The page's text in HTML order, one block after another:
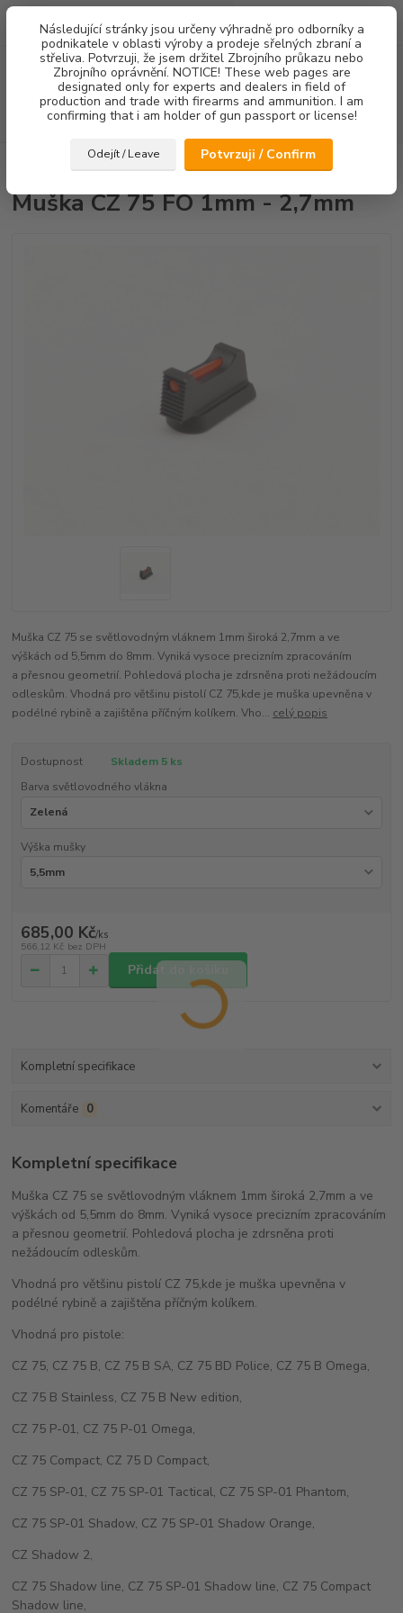
Následující stránky jsou určeny výhradně pro odborníky a
podnikatele v oblasti výroby a prodeje sřelných zbraní a
střeliva. Potvrzuji, že jsem držitel Zbrojního průkazu nebo
Zbrojního oprávnění. NOTICE! These web pages are
designated only for experts and dealers in field of
production and trade with firearms and ammunition. I am
confirming that i am holder of gun passport or license!
Odejít / Leave Potvrzuji / Confirm
Menu
Hledat
za0,00 Kč
Muška CZ 75 FO 1mm - 2,7mm
Muška CZ 75 FO 1mm - 2,7mm
Muška CZ 75 se světlovodným vláknem 1mm široká 2,7mm a ve
výškách od 5,5mm do 8mm. Vyniká vysoce precizním zpracováním
a přesnou geometrií. Pohledová plocha je zdrsněna proti nežádoucím
odleskům. Vhodná pro většinu pistolí CZ 75,kde je muška upevněna v
podélné rybině a zajištěna příčným kolíkem. Vho... celý popis
Dostupnost
Skladem 5 ks
Barva světlovodného vlákna
Výška mušky
685,00 Kč/ks
566,12 Kč bez DPH
Přidat do košíku
Kompletní specifikace
Komentáře 0
Kompletní specifikace
Muška CZ 75 se světlovodným vláknem 1mm široká 2,7mm a ve
výškách od 5,5mm do 8mm. Vyniká vysoce precizním zpracováním
a přesnou geometrií. Pohledová plocha je zdrsněna proti
nežádoucím odleskům.
Vhodná pro většinu pistolí CZ 75,kde je muška upevněna v
podélné rybině a zajištěna příčným kolíkem.
Vhodná pro pistole:
CZ 75, CZ 75 B, CZ 75 B SA, CZ 75 BD Police, CZ 75 B Omega,
CZ 75 B Stainless, CZ 75 B New edition,
CZ 75 P-01, CZ 75 P-01 Omega,
CZ 75 Compact, CZ 75 D Compact,
CZ 75 SP-01, CZ 75 SP-01 Tactical, CZ 75 SP-01 Phantom,
CZ 75 SP-01 Shadow, CZ 75 SP-01 Shadow Orange,
CZ Shadow 2,
CZ 75 Shadow line, CZ 75 SP-01 Shadow line, CZ 75 Compact
Shadow line,